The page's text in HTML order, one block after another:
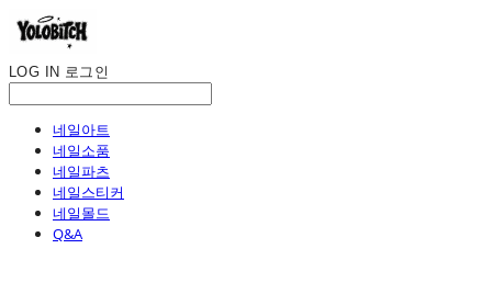
LOG IN 로그인
네일아트
네일소품
네일파츠
네일스티커
네일몰드
Q&A